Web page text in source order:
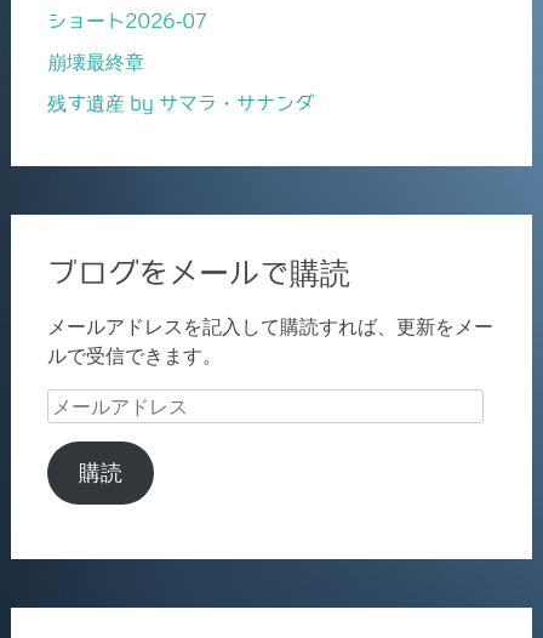
ショート2026-07
崩壊最終章
残す遺産 by サマラ・サナンダ
ブログをメールで購読
メールアドレスを記入して購読すれば、更新をメー
ルで受信できます。
メ
ル
ア
購読